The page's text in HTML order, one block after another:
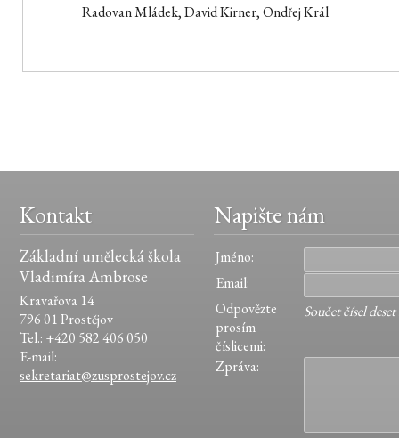
Radovan Mládek, David Kirner, Ondřej Král
Kontakt Napište nám
Základní umělecká škola
Vladimíra Ambrose
Kravařova 14
796 01 Prostějov
Tel.: +420 582 406 050
E-mail:
sekretariat@zusprostejov.cz
Jméno:
Email:
Odpovězte
prosím
číslicemi:
Součet čísel
Zpráva: